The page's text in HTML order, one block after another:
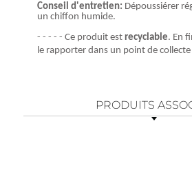
Conseil d'entretien: Dépoussiérer
un chiffon humide.
- - - - - Ce produit est recyclable. En
le rapporter dans un point de
PRODUITS